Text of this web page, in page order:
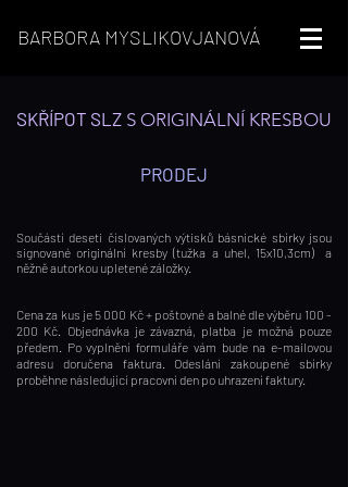
BARBORA MYSLIKOVJANOVÁ
SKŘÍPOT SLZ S ORIGINÁLNÍ KRESBOU
PRODEJ
Součástí deseti číslovaných výtisků básnické sbírky jsou
signované originální kresby (tužka a uhel, 15x10,3cm)
a
něžně autorkou upletené záložky.
Cena za kus je 5 000 Kč + poštovné a balné dle výběru 100 -
200 Kč. Objednávka je závazná, platba je možná pouze
předem. Po vyplnění formuláře vám bude na e-mailovou
adresu doručena faktura. Odeslání zakoupené sbírky
proběhne následující pracovní den po uhrazení faktury.